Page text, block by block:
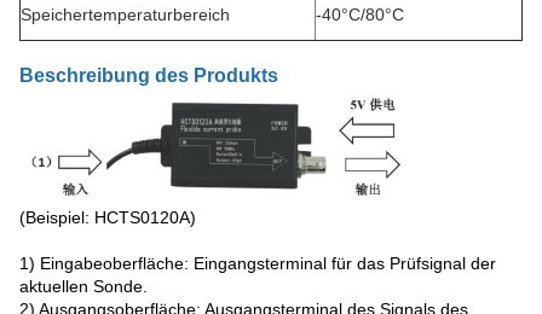
Speichertemperaturbereich -40°C/80°C
Beschreibung des Produkts
(Beispiel: HCTS0120A)
1) Eingabeoberfläche: Eingangsterminal für das Prüfsignal der
aktuellen Sonde.
2) Ausgangsoberfläche: Ausgangsterminal des Signals des